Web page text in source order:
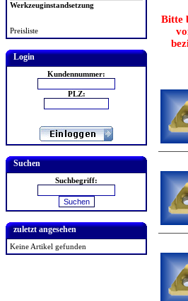
Werkzeuginstandsetzung
Preisliste
Login
Kundennummer:
PLZ:
Suchen
Suchbegriff:
zuletzt angesehen
Keine Artikel gefunden
Bitte